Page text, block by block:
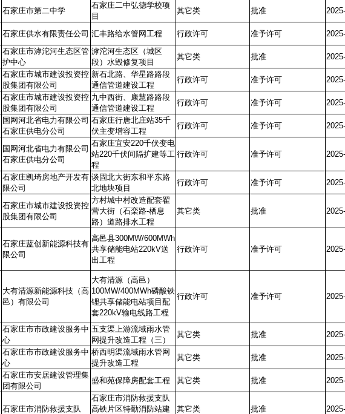
石家庄市第二中学
石家庄二中弘德学校项
目
其它类 批准
石家庄供水有限责任公司 汇丰路给水管网工程 行政许可 准予许可
石家庄市滹沱河生态区管
护中心
滹沱河生态区（城区
段）水毁修复项目
其它类 批准
石家庄市城市建设投资控
股集团有限公司
新石北路、华星路路段
通信管道建设工程
行政许可 准予许可
石家庄市城市建设投资控
股集团有限公司
九中西街、康慧路路段
通信管道建设工程
行政许可 准予许可
国网河北省电力有限公司
石家庄供电分公司
石家庄行唐北庄站35千
伏主变增容工程
行政许可 准予许可
国网河北省电力有限公司
石家庄供电分公司
石家庄宜安220千伏变电
站220千伏间隔扩建等工
程
行政许可 准予许可
石家庄凯琦房地产开发有
限公司
谈固北大街东和平东路
北地块项目
行政许可 准予许可
石家庄市城市建设投资控
股集团有限公司
方村城中村改造配套翟
营大街（石栾路-栖息
路）道路排水工程
其它类 批准
石家庄蓝创新能源科技有
限公司
高邑县300MW/600MWh
共享储能电站220kV送
出工程
行政许可 准予许可
大有清源新能源科技（高
邑）有限公司
大有清源（高邑）
100MW/400MWh磷酸铁
锂共享储能电站项目配
套220kV输电线路工程
行政许可 准予许可
石家庄市市政建设服务中
心
五支渠上游流域雨水管
网提升改造工程（三）
其它类 批准
石家庄市市政建设服务中
心
桥西明渠流域雨水管网
提升改造工程
其它类 批准
石家庄市安居建设管理集
团有限公司
盛和苑保障房配套工程 其它类 批准
石家庄市消防救援支队
石家庄市消防救援支队
高铁片区特勤消防站建
其它类 批准